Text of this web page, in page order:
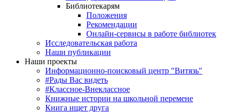
Библиотекарям
Положения
Рекомендации
Онлайн-сервисы в работе библиотек
Исследовательская работа
Наши публикации
Наши проекты
Информационно-поисковый центр "Витязь"
#Рады Вас видеть
#Классное-Внеклассное
Книжные истории на школьной перемене
Книга ищет друга